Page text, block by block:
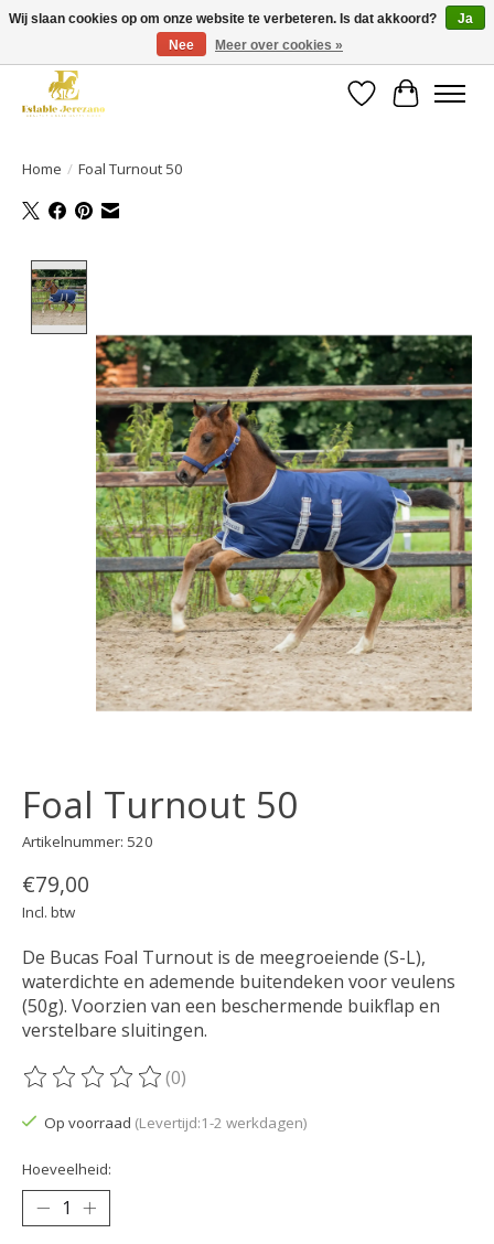
Gratis verzending vanaf €49 op een groot deel van ons assortiment
Verlanglijst
Home / Foal Turnout 50
Foal Turnout 50
Artikelnummer: 520
€79,00
Incl. btw
De Bucas Foal Turnout is de meegroeiende (S-L),
waterdichte en ademende buitendeken voor veulens
(50g). Voorzien van een beschermende buikflap en
verstelbare sluitingen.
De beoordeling van dit product is
(0)
Op voorraad (Levertijd:1-2 werkdagen)
Hoeveelheid:
Wij slaan cookies op om onze website te verbeteren. Is dat akkoord?
Ja
Nee
Meer over cookies »